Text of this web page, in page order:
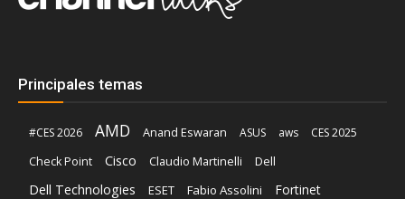
Principales temas
#CES 2026 AMD Anand Eswaran ASUS aws
CES 2025
Check Point
Cisco Claudio Martinelli Dell
Dell Technologies ESET Fabio Assolini Fortinet